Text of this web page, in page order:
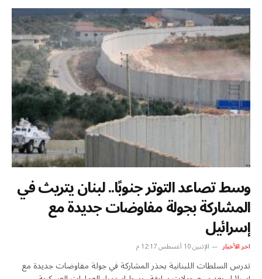
وسط تصاعد التوتر جنوبًا.. لبنان يتريث في
المشاركة بجولة مفاوضات جديدة مع
إسرائيل
اخر الأخبار الإثنين 10 أغسطس 12:17 م
تدرس السلطات اللبنانية بحذر المشاركة في جولة مفاوضات جديدة مع